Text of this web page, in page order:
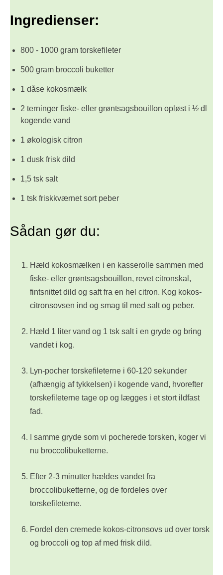
Ingredienser:
800 - 1000 gram torskefileter
500 gram broccoli buketter
1 dåse kokosmælk
2 terninger fiske- eller grøntsagsbouillon opløst i ½ dl
kogende vand
1 økologisk citron
1 dusk frisk dild
1,5 tsk salt
1 tsk friskkværnet sort peber
Sådan gør du:
Hæld kokosmælken i en kasserolle sammen med
fiske- eller grøntsagsbouillon, revet citronskal,
fintsnittet dild og saft fra en hel citron. Kog kokos-
citronsovsen ind og smag til med salt og peber.
Hæld 1 liter vand og 1 tsk salt i en gryde og bring
vandet i kog.
Lyn-pocher torskefileterne i 60-120 sekunder
(afhængig af tykkelsen) i kogende vand, hvorefter
torskefileterne tage op og lægges i et stort ildfast
fad.
I samme gryde som vi pocherede torsken, koger vi
nu broccolibuketterne.
Efter 2-3 minutter hældes vandet fra
broccolibuketterne, og de fordeles over
torskefileterne.
Fordel den cremede kokos-citronsovs ud over torsk
og broccoli og top af med frisk dild.